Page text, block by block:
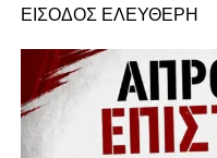
ΕΙΣΟΔΟΣ ΕΛΕΥΘΕΡΗ